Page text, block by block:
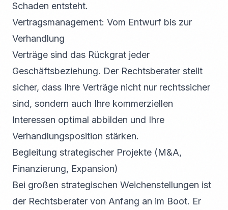
Schaden entsteht.
Vertragsmanagement: Vom Entwurf bis zur
Verhandlung
Verträge sind das Rückgrat jeder
Geschäftsbeziehung. Der Rechtsberater stellt
sicher, dass Ihre Verträge nicht nur rechtssicher
sind, sondern auch Ihre kommerziellen
Interessen optimal abbilden und Ihre
Verhandlungsposition stärken.
Begleitung strategischer Projekte (M&A,
Finanzierung, Expansion)
Bei großen strategischen Weichenstellungen ist
der Rechtsberater von Anfang an im Boot. Er